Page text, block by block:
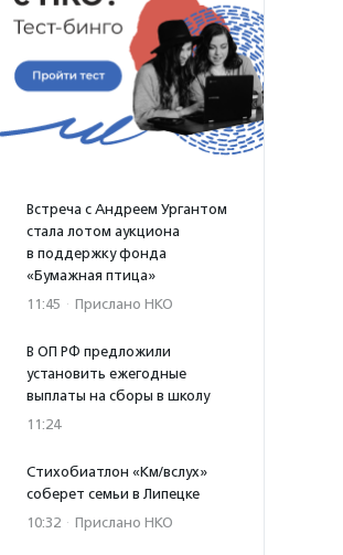
Встреча с Андреем Ургантом
стала лотом аукциона
в поддержку фонда
«Бумажная птица»
11:45 · Прислано НКО
В ОП РФ предложили
установить ежегодные
выплаты на сборы в школу
11:24
Стихобиатлон «Км/вслух»
соберет семьи в Липецке
10:32 · Прислано НКО